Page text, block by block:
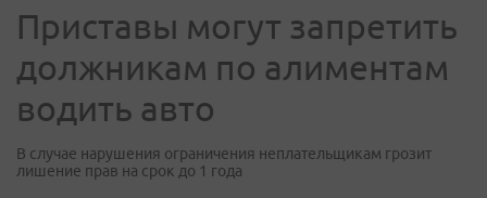
Приставы могут запретить
должникам по алиментам
водить авто
В случае нарушения ограничения неплательщикам грозит
лишение прав на срок до 1 года